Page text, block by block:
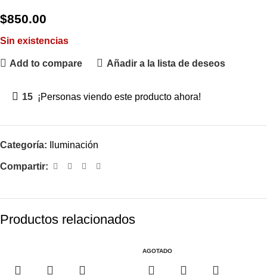
$850.00
Sin existencias
Add to compare Añadir a la lista de deseos
15 ¡Personas viendo este producto ahora!
Categoría: Iluminación
Compartir:
Productos relacionados
AGOTADO